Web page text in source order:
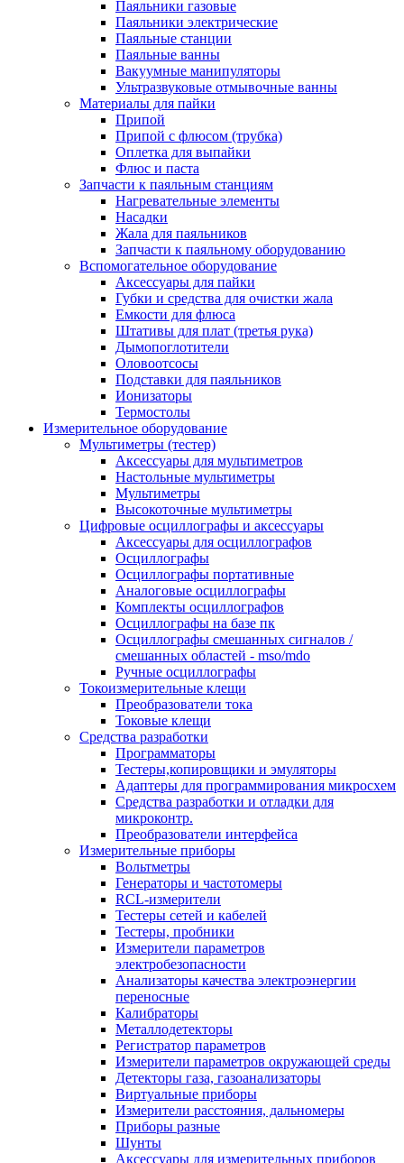
Паяльники газовые
Паяльники электрические
Паяльные станции
Паяльные ванны
Вакуумные манипуляторы
Ультразвуковые отмывочные ванны
Материалы для пайки
Припой
Припой с флюсом (трубка)
Оплетка для выпайки
Флюс и паста
Запчасти к паяльным станциям
Нагревательные элементы
Насадки
Жала для паяльников
Запчасти к паяльному оборудованию
Вспомогательное оборудование
Аксессуары для пайки
Губки и средства для очистки жала
Емкости для флюса
Штативы для плат (третья рука)
Дымопоглотители
Оловоотсосы
Подставки для паяльников
Ионизаторы
Термостолы
Измерительное оборудование
Мультиметры (тестер)
Аксессуары для мультиметров
Настольные мультиметры
Мультиметры
Высокоточные мультиметры
Цифровые осциллографы и аксессуары
Аксессуары для осциллографов
Осциллографы
Осциллографы портативные
Аналоговые осциллографы
Комплекты осциллографов
Осциллографы на базе пк
Осциллографы смешанных сигналов /
смешанных областей - mso/mdo
Ручные осциллографы
Токоизмерительные клещи
Преобразователи тока
Токовые клещи
Средства разработки
Программаторы
Тестеры,копировщики и эмуляторы
Адаптеры для программирования микросхем
Cредства разработки и отладки для
микроконтр.
Преобразователи интерфейса
Измерительные приборы
Вольтметры
Генераторы и частотомеры
RCL-измерители
Тестеры сетей и кабелей
Тестеры, пробники
Измерители параметров
электробезопасности
Анализаторы качества электроэнергии
переносные
Калибраторы
Металлодетекторы
Регистратор параметров
Измерители параметров окружающей среды
Детекторы газа, газоанализаторы
Виртуальные приборы
Измерители расстояния, дальномеры
Приборы разные
Шунты
Аксессуары для измерительных приборов